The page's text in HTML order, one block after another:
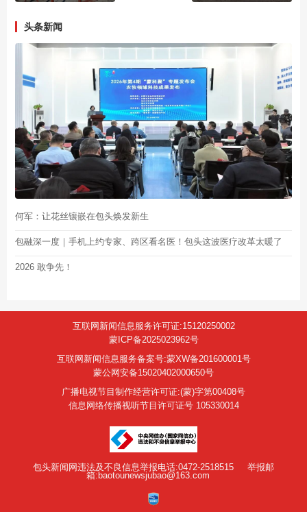
头条新闻
何军：让花丝镶嵌在包头焕发新生
包融深一度｜手机上约专家、跨区看名医！包头这波医疗改革太暖了
2026 敢争先！
互联网新闻信息服务许可证:15120250002
蒙ICP备2025023962号
互联网新闻信息服务备案号:蒙XW备201600001号
蒙公网安备15020402000650号
广播电视节目制作经营许可证:(蒙)字第00408号
信息网络传播视听节目许可证号 105330014
包头新闻网违法及不良信息举报电话:0472-2518515
举报邮
箱:baotounewsjubao@163.com